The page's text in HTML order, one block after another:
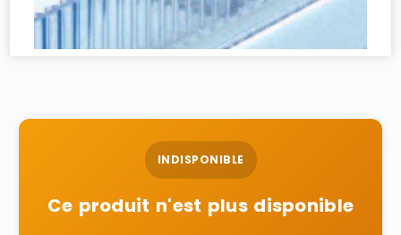
INDISPONIBLE
Ce produit n'est plus disponible